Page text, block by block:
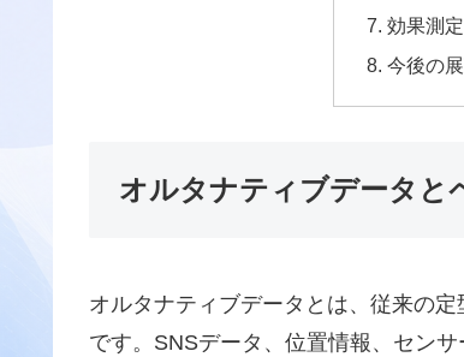
効果測
今後の
オルタナティブデータと
オルタナティブデータとは、従来の
です。SNSデータ、位置情報、セン